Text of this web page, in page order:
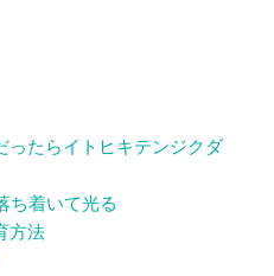
ったらイトヒキテンジクダ
ち着いて光る
方法